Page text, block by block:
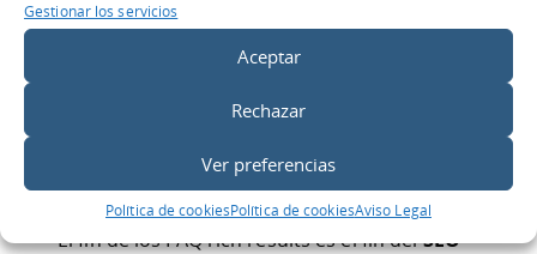
Gestionar los servicios
Aceptar
Rechazar
Ver preferencias
Política de cookiesPolítica de cookiesAviso Legal
enriquecidos que no corresponden.
Podrías recibir una penalización manual.
resultado es más pequeño, revisa tus
. Si son aburridos, tu
competencia se llevará el tráfico.
El fin de los FAQ rich results es el fin delSEO